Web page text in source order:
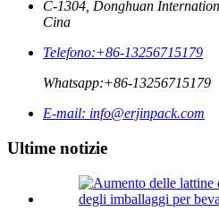
C-1304, Donghuan
Cina
Telefono:+86-13256715179
Whatsapp:+86-13256715179
E-mail: info@erjinpack.com
Ultime notizie